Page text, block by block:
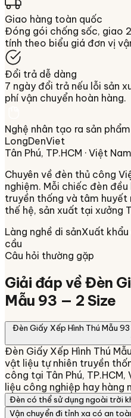
Giao hàng toàn quốc
Đóng gói chống sốc, giao
tính theo biểu giá đơn vị
Đổi trả dễ dàng
7 ngày đổi trả nếu lỗi sản
phí vận chuyển hoàn hàng.
Nghệ nhân tạo ra sản
LongDenViet
Tân Phú, TP.HCM · Việt Nam
Chuyên về đèn thủ công
nghiệm. Mỗi chiếc đèn
truyền thống và tâm huyết
thế hệ, sản xuất tại xưởng
Làng nghề di sảnXuất
cầu
Câu hỏi thường gặp
Giải đáp vềĐèn
Mẫu 93 — 2 Size
Đèn Giấy Xếp Hình Thú Mẫu
Đèn Giấy Xếp Hình Thú
vật liệu tự nhiên truyền
công tại Tân Phú,
liệu công nghiệp hay hàng
Đèn có thể sử dụng ngoài trời
Vận chuyển đi tỉnh xa có an